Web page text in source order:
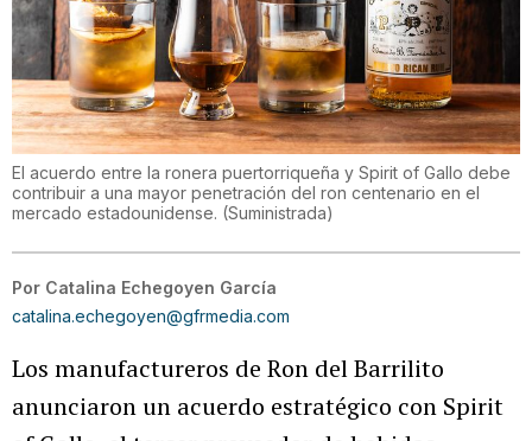
El acuerdo entre la ronera puertorriqueña y Spirit of Gallo debe
contribuir a una mayor penetración del ron centenario en el
mercado estadounidense. (Suministrada)
Por Catalina Echegoyen García
catalina.echegoyen@gfrmedia.com
Los manufactureros de Ron del Barrilito
anunciaron un acuerdo estratégico con Spirit